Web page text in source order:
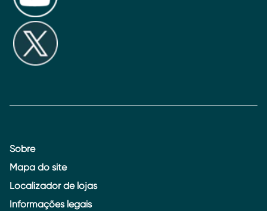
Sobre
Mapa do site
Localizador de lojas
Informações legais